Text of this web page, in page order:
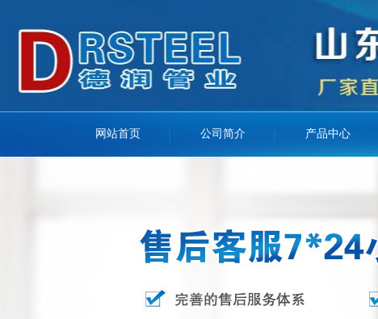
网站首页 公司简介 产品中心